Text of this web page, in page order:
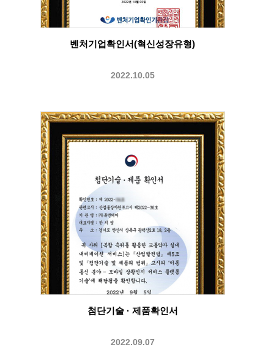
벤처기업확인서(혁신성장유형)
2022.10.05
첨단기술 · 제품확인서
2022.09.07